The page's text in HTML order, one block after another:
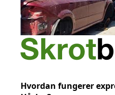
Hvordan fungerer